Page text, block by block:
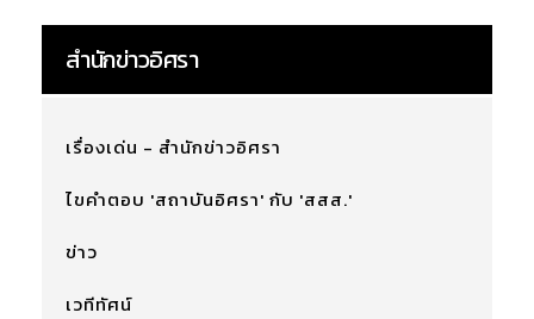
สำนักข่าวอิศรา
เรื่องเด่น - สำนักข่าวอิศรา
ไขคำตอบ 'สถาบันอิศรา' กับ 'สสส.'
ข่าว
เวทีทัศน์